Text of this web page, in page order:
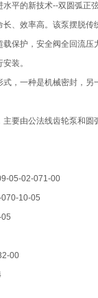
平的新技术--双圆弧正
、效率高。该泵摆脱传
保护，安全阀全回流
装。
，一种是机械密封，另
要由公法线齿轮泵和
05-02-071-00
10-05
00